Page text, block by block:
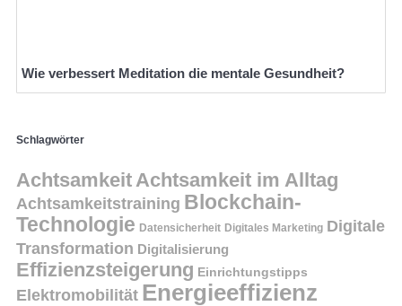
Wie verbessert Meditation die mentale Gesundheit?
Schlagwörter
Achtsamkeit Achtsamkeit im Alltag
Achtsamkeitstraining Blockchain-
Technologie Datensicherheit Digitales Marketing Digitale
Transformation Digitalisierung
Effizienzsteigerung Einrichtungstipps
Elektromobilität Energieeffizienz